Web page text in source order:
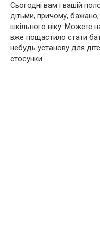
Сьогодні вам і вашій
дітьми, причому,
шкільного віку. Можете
вже пощастило стати
небудь установу для
стосунки.